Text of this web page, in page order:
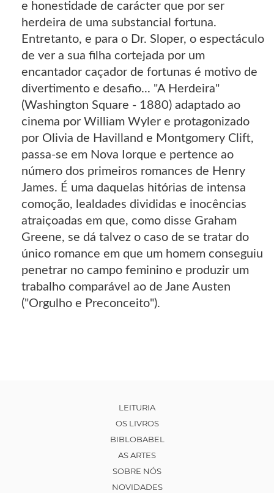
e honestidade de carácter que por ser
herdeira de uma substancial fortuna.
Entretanto, e para o Dr. Sloper, o espectáculo
de ver a sua filha cortejada por um
encantador caçador de fortunas é motivo de
divertimento e desafio... "A Herdeira"
(Washington Square - 1880) adaptado ao
cinema por William Wyler e protagonizado
por Olivia de Havilland e Montgomery Clift,
passa-se em Nova Iorque e pertence ao
número dos primeiros romances de Henry
James. É uma daquelas hitórias de intensa
comoção, lealdades divididas e inocências
atraiçoadas em que, como disse Graham
Greene, se dá talvez o caso de se tratar do
único romance em que um homem conseguiu
penetrar no campo feminino e produzir um
trabalho comparável ao de Jane Austen
("Orgulho e Preconceito").
LEITURIA
OS LIVROS
BIBLOBABEL
AS ARTES
SOBRE NÓS
NOVIDADES